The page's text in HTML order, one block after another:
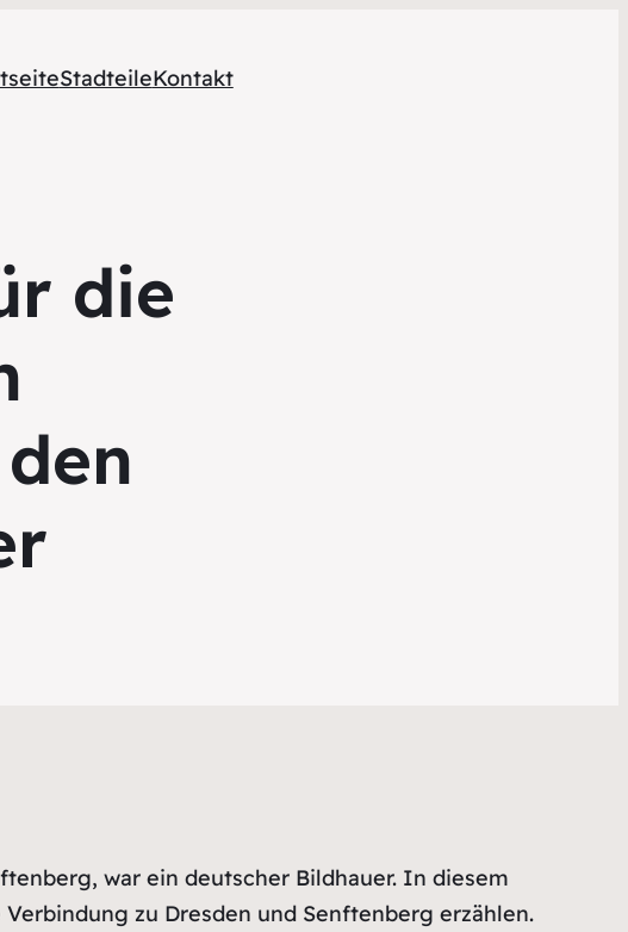
StadteileKontakt
die
war ein deutscher Bildhauer. In diesem
zu Dresden und Senftenberg erzählen.